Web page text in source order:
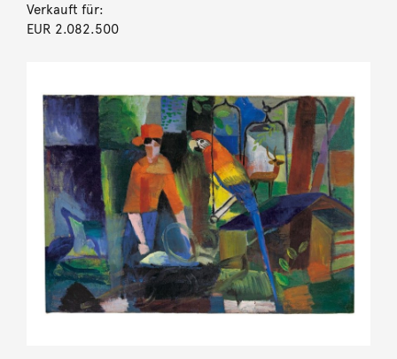
Verkauft für:
EUR 2.082.500